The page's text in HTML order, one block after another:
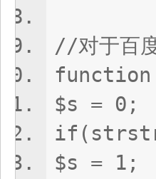
//对于百
$s = 0;
$s = 1;